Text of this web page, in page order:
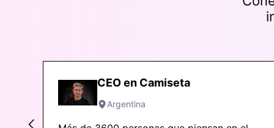
CEO en Camiseta
Argentina